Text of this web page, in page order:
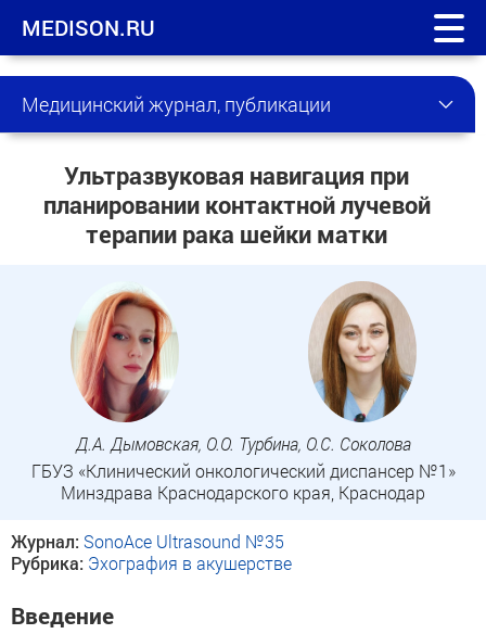
MEDISON.RU
Медицинский журнал, публикации
Ультразвуковая навигация при
планировании контактной лучевой
терапии рака шейки матки
Д.А. Дымовская, О.О. Турбина, О.С. Соколова
ГБУЗ «Клинический онкологический диспансер №1»
Минздрава Краснодарского края, Краснодар
Журнал: SonoAce Ultrasound №35
Рубрика: Эхография в акушерстве
Введение